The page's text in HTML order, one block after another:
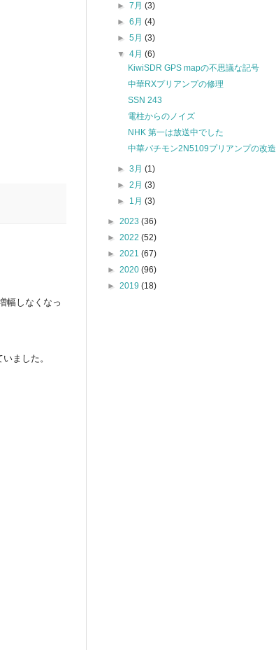
幅しなくなっ
ました。
►7月(3)
►6月(4)
►5月(3)
▼4月(6)
KiwiSDR GPS mapの不思議な記号
中華RXプリアンプの修理
SSN 243
電柱からのノイズ
NHK 第一は放送中でした
中華パチモン2N5109プリアンプの改造
►3月(1)
►2月(3)
► 1月(3)
► 2023 (36)
► 2022 (52)
► 2021 (67)
► 2020 (96)
► 2019 (18)